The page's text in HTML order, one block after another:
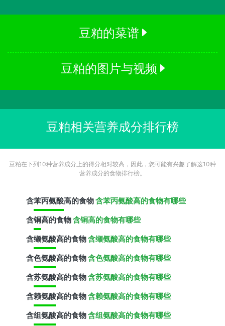
豆粕的菜谱
豆粕的图片与视频
豆粕相关营养成分排行榜
豆粕在下列10种营养成分上的得分相对较高，因此，您可能有兴趣了解这10种
营养成分的食物排行榜。
含苯丙氨酸高的食物含苯丙氨酸高的食物有哪些
含铜高的食物含铜高的食物有哪些
含缬氨酸高的食物含缬氨酸高的食物有哪些
含色氨酸高的食物含色氨酸高的食物有哪些
含苏氨酸高的食物含苏氨酸高的食物有哪些
含赖氨酸高的食物含赖氨酸高的食物有哪些
含组氨酸高的食物含组氨酸高的食物有哪些